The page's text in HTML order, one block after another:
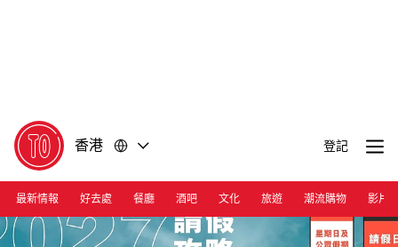
香港 登記
最新情報 好去處 餐廳 酒吧 文化 旅遊 潮流購物 影片